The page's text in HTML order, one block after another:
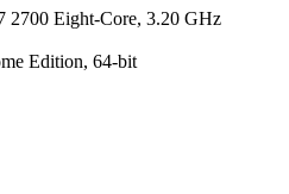
2700 Eight-Core, 3.20 GHz
Edition, 64-bit